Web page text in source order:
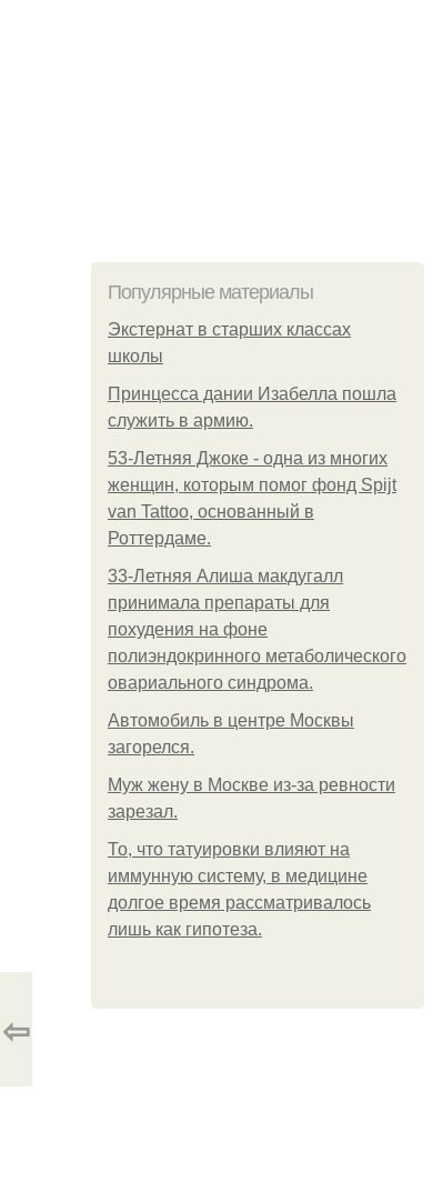
Популярные материалы
Экстернат в старших классах
школы
Принцесса дании Изабелла пошла
служить в армию.
53-Летняя Джоке - одна из многих
женщин, которым помог фонд Spijt
van Tattoo, основанный в
Роттердаме.
33-Летняя Алиша макдугалл
принимала препараты для
похудения на фоне
полиэндокринного метаболического
овариального синдрома.
Автомобиль в центре Москвы
загорелся.
Mуж жену в Москве из-за ревности
зарезал.
То, что татуировки влияют на
иммунную систему, в медицине
долгое время рассматривалось
лишь как гипотеза.
⇦